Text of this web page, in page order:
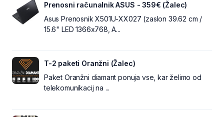
Prenosni računalnik ASUS - 359€ (Žalec)
Asus Prenosnik X501U-XX027 (zaslon 39.62 cm /
15.6" LED 1366x768, A...
T-2 paketi Oranžni (Žalec)
Paket Oranžni diamant ponuja vse, kar želimo od
telekomunikacij na ...